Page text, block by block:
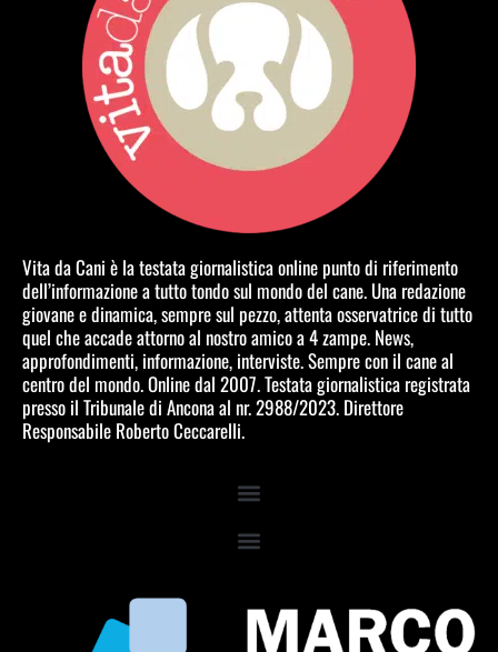
Vita da Cani è la testata giornalistica online punto di riferimento
dell’informazione a tutto tondo sul mondo del cane. Una redazione
giovane e dinamica, sempre sul pezzo, attenta osservatrice di tutto
quel che accade attorno al nostro amico a 4 zampe. News,
approfondimenti, informazione, interviste. Sempre con il cane al
centro del mondo. Online dal 2007. Testata giornalistica registrata
presso il Tribunale di Ancona al nr. 2988/2023. Direttore
Responsabile Roberto Ceccarelli.